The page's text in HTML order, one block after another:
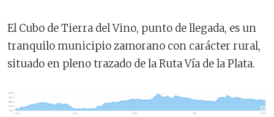
El Cubo de Tierra del Vino, punto de llegada, es un
tranquilo municipio zamorano con carácter rural,
situado en pleno trazado de la Ruta Vía de la Plata.